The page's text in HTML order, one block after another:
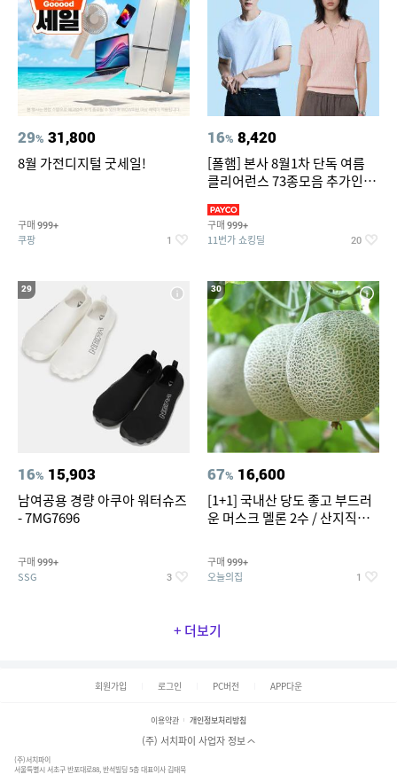
29% 31,800
8월 가전디지털 굿세일!
구매 999+
쿠팡 1
16% 8,420
[폴햄] 본사 8월1차 단독 여름
클리어런스 73종모음 추가인하
구매 999+
11번가 쇼킹딜 20
29
16% 15,903
남여공용 경량 아쿠아 워터슈즈
- 7MG7696
구매 999+
SSG 3
30
67% 16,600
[1+1] 국내산 당도 좋고 부드러
운 머스크 멜론 2수 / 산지직송 x
구매 999+
오늘의집 1
+ 더보기
회원가입 로그인 PC버전 APP다운
이용약관 개인정보처리방침
(주) 서치파이 사업자 정보
(주)서치파이
서울특별시 서초구 반포대로88, 반석빌딩 5층 대표이사 김태묵